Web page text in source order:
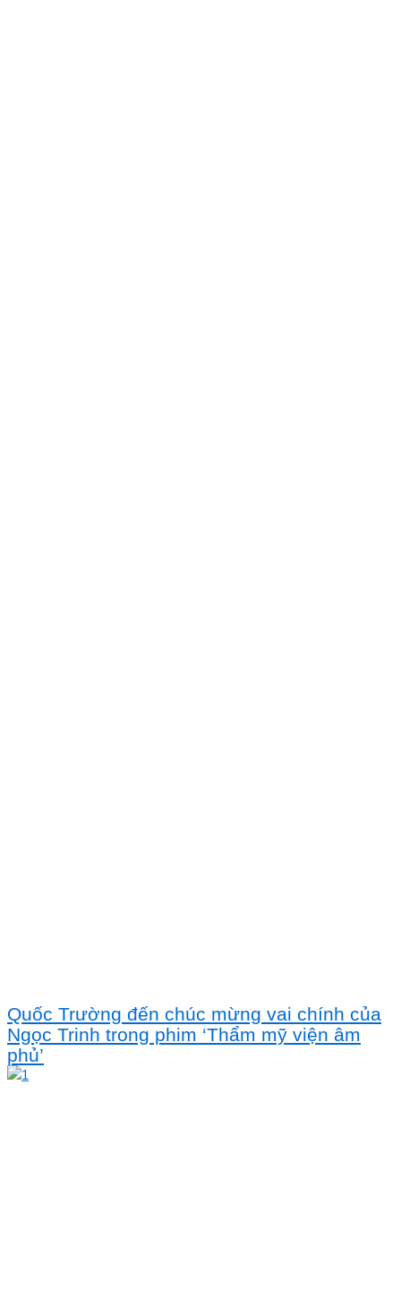
Quốc Trường đến chúc mừng vai chính của
Ngọc Trinh trong phim ‘Thẩm mỹ viện âm
phủ’